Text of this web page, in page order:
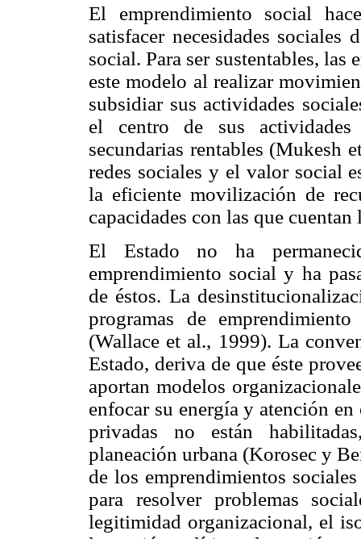
El emprendimiento social
satisfacer necesidades sociales
social. Para ser sustentables, las
este modelo al realizar
subsidiar sus actividades
el centro de sus
secundarias rentables (Mukesh
redes sociales y el valor social
la eficiente movilización de
capacidades con las que
El Estado no ha
emprendimiento social y ha
de éstos. La
programas de
(Wallace et al., 1999). La
Estado, deriva de que éste
aportan modelos
enfocar su energía y atención
privadas no están
planeación urbana (Korosec y
de los emprendimientos
para resolver problemas
legitimidad organizacional, el